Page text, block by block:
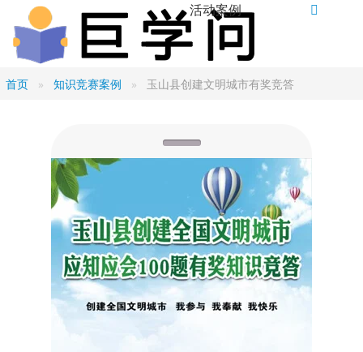
活动案例
首页 知识竞赛案例 玉山县创建文明城市有奖竞答